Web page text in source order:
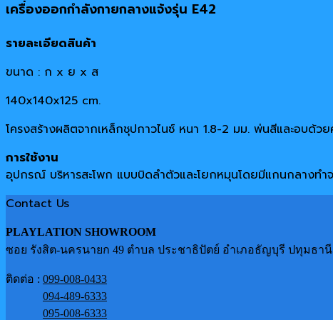
เครื่องออกกำลังกายกลางแจ้งรุ่น E42
รายละเอียดสินค้า
ขนาด : ก x ย x ส
140x140x125 cm.
โครงสร้างผลิตจากเหล็กชุปกาวไนซ์ หนา 1.8-2 มม. พ่นสีและอบด้
การใช้งาน
อุปกรณ์ บริหารสะโพก แบบบิดลำตัวและโยกหมุนโดยมีแกนกลางทำ
Contact Us
PLAYLATION SHOWROOM
ซอย รังสิต-นครนายก 49 ตำบล ประชาธิปัตย์ อำเภอธัญบุรี ปทุมธานี
ติดต่อ : 099-008-0433
094-489-6333
095-008-6333